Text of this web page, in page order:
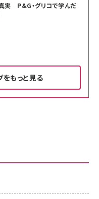
実 P&G・グリコで学んだ
もっと見る
06/24号 No.2500増刊
[王道エンタメの矜持／
ー保証5年 KLMEA128G
ム iPhone 17 用 保護フィ
ー保証5年 KLMEA128G
ド - Amazonロゴ - クラ